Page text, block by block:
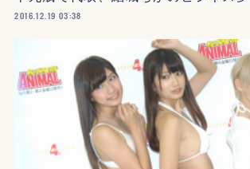
2016.12.19 03:38